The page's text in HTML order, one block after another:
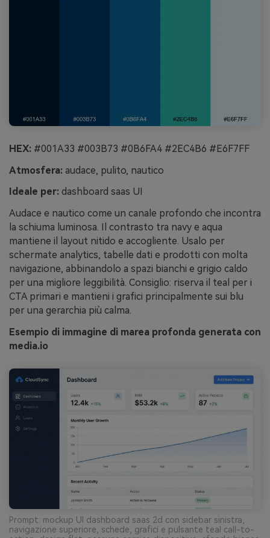
HEX: #001A33 #003B73 #0B6FA4 #2EC4B6 #E6F7FF
Atmosfera: audace, pulito, nautico
Ideale per: dashboard saas UI
Audace e nautico come un canale profondo che incontra
la schiuma luminosa. Il contrasto tra navy e aqua
mantiene il layout nitido e accogliente. Usalo per
schermate analytics, tabelle dati e prodotti con molta
navigazione, abbinandolo a spazi bianchi e grigio caldo
per una migliore leggibilità. Consiglio: riserva il teal per i
CTA primari e mantieni i grafici principalmente sui blu
per una gerarchia più calma.
Esempio di immagine di marea profonda generata con
media.io
Prompt: mockup UI dashboard saas 2d con sidebar sinistra,
navigazione superiore, schede, grafici e pulsante teal call-to-